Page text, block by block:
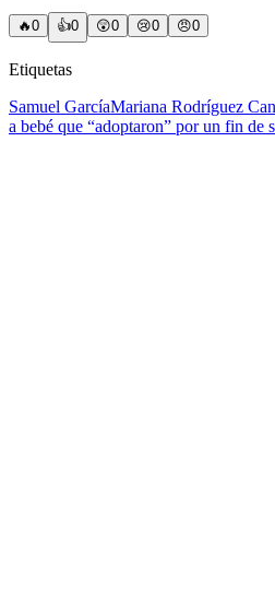
🔥0 👍0 😲0 😢0 😠0
Etiquetas
Samuel GarcíaMariana Rodríguez
a bebé que “adoptaron” por un fin de